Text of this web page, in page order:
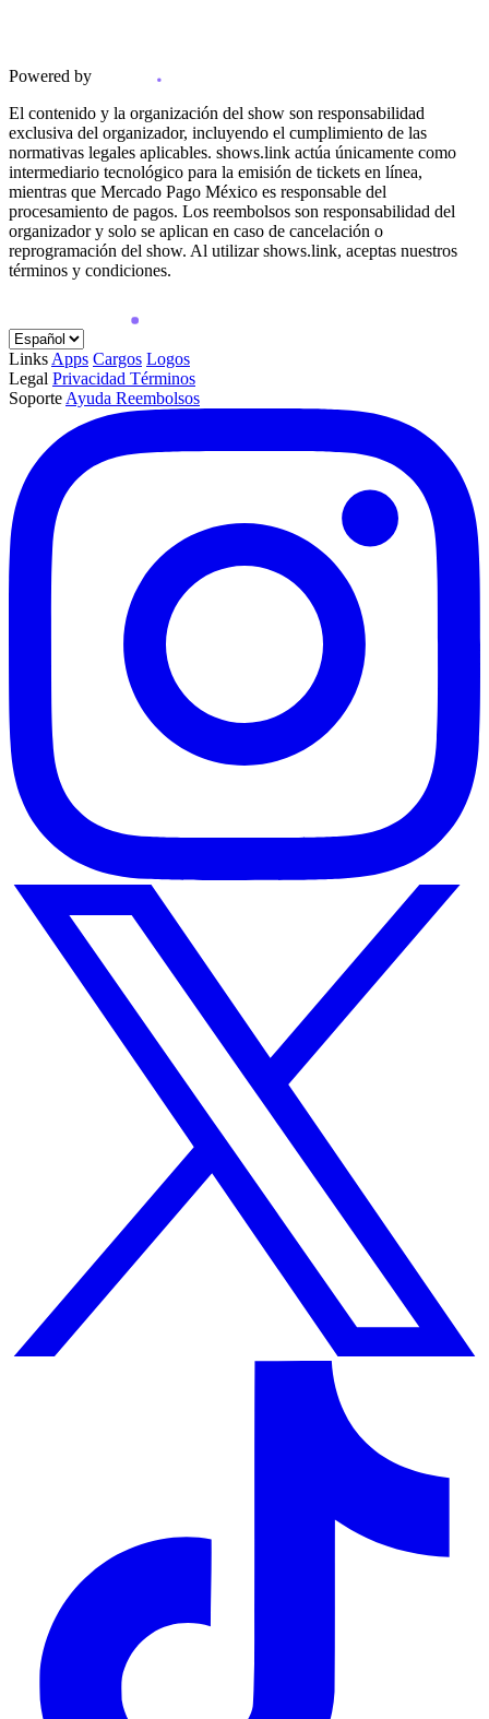
Powered by
El contenido y la organización del show son responsabilidad
exclusiva del organizador, incluyendo el cumplimiento de las
normativas legales aplicables. shows.link actúa únicamente como
intermediario tecnológico para la emisión de tickets en línea,
mientras que Mercado Pago México es responsable del
procesamiento de pagos. Los reembolsos son responsabilidad del
organizador y solo se aplican en caso de cancelación o
reprogramación del show. Al utilizar shows.link, aceptas nuestros
términos y condiciones.
Links Apps Cargos Logos
Legal Privacidad Términos
Soporte Ayuda Reembolsos